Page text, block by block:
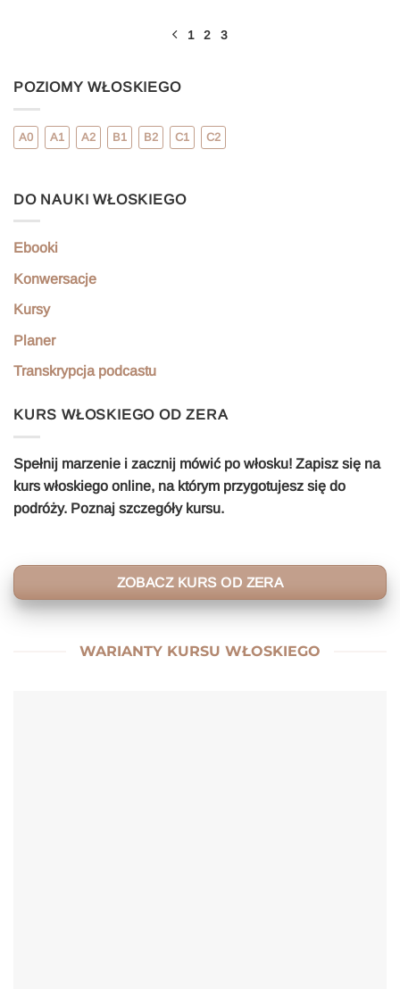
1 2 3
POZIOMY WŁOSKIEGO
A0 A1 A2 B1 B2 C1 C2
DO NAUKI WŁOSKIEGO
Ebooki
Konwersacje
Kursy
Planer
Transkrypcja podcastu
KURS WŁOSKIEGO OD ZERA
Spełnij marzenie i zacznij mówić po włosku! Zapisz się na
kurs włoskiego online, na którym przygotujesz się do
podróży. Poznaj szczegóły kursu.
ZOBACZ KURS OD ZERA
WARIANTY KURSU WŁOSKIEGO